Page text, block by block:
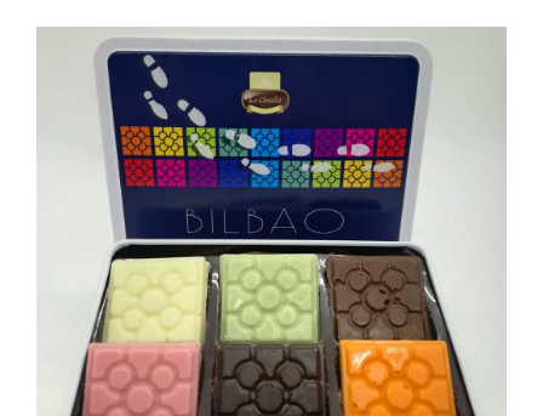
precios:
desde
5,50€
hasta
8,50€